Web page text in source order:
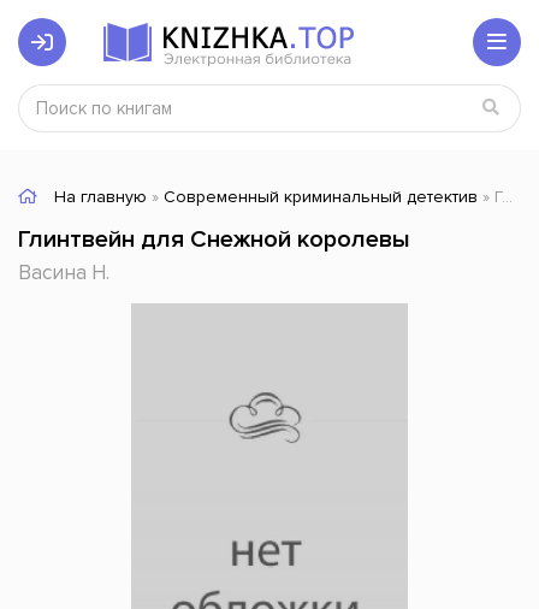
На главную » Современный криминальный детектив » Глинтвейн для Снежной королевы
Глинтвейн для Снежной королевы
Васина Н.